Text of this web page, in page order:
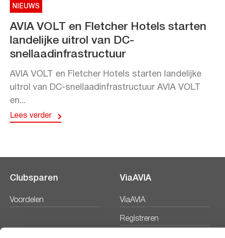
NIEUWS
AVIA VOLT en Fletcher Hotels starten
landelijke uitrol van DC-
snellaadinfrastructuur
AVIA VOLT en Fletcher Hotels starten landelijke
uitrol van DC-snellaadinfrastructuur AVIA VOLT
en...
Lees verder
Clubsparen
Voordelen
ViaAVIA
ViaAVIA
Registreren